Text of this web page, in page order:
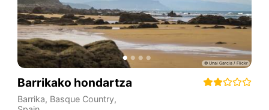
Barrikako hondartza
Barrika, Basque Country,